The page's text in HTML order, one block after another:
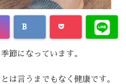
節になっています。
は言うまでもなく健康です。